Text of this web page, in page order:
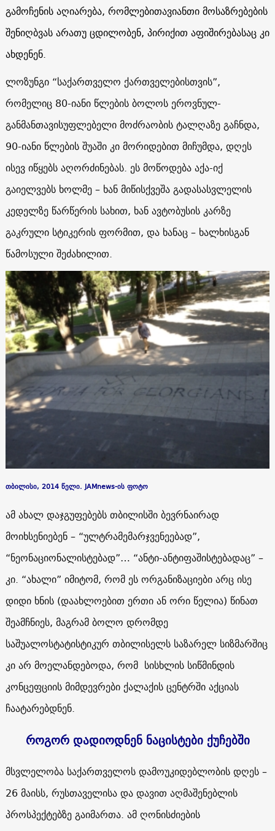
გამოჩენის აღიარება, რომლებითავიანთი მოსაზრებების
შენიღბვას არათუ ცდილობენ, პირიქით აფიშირებასაც კი
ახდენენ.
ლოზუნგი “საქართველო ქართველებისთვის”,
რომელიც 80-იანი წლების ბოლოს ეროვნულ-
განმანთავისუფლებელი მოძრაობის ტალღაზე გაჩნდა,
90-იანი წლების შუაში კი მორიდებით მიჩუმდა, დღეს
ისევ იწყებს აღორძინებას. ეს მოწოდება აქა-იქ
გაიელვებს ხოლმე – ხან მიწისქვეშა გადასასვლელის
კედელზე წარწერის სახით, ხან ავტობუსის კარზე
გაკრული სტიკერის ფორმით, და ხანაც – ხალხისგან
წამოსული შეძახილით.
თბილისი, 2014 წელი. JAMnews-ის ფოტო
ამ ახალ დაჯგუფებებს თბილისში ბევრნაირად
მოიხსენიებენ – “ულტრამემარჯვენეებად”,
“ნეონაციონალისტებად”… “ანტი-ანტიფაშისტებადაც” –
კი. “ახალი” იმიტომ, რომ ეს ორგანიზაციები არც ისე
დიდი ხნის (დაახლოებით ერთი ან ორი წელია) წინათ
შეამჩნიეს, მაგრამ ბოლო დრომდე
საშუალოსტატისტიკურ თბილისელს საზარელ სიზმარშიც
კი არ მოელანდებოდა, რომ სისხლის სიწმინდის
კონცეფციის მიმდევრები ქალაქის ცენტრში აქციას
ჩაატარებდნენ.
როგორ დადიოდნენ ნაცისტები ქუჩებში
მსვლელობა საქართველოს დამოუკიდებლობის დღეს –
26 მაისს, რუსთაველისა და დავით აღმაშენებლის
პროსპექტებზე გაიმართა. ამ ღონისძიების